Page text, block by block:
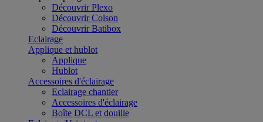
Découvrir Plexo
Découvrir Colson
Découvrir Batibox
Eclairage
Applique et hublot
Applique
Hublot
Accessoires d'éclairage
Eclairage chantier
Accessoires d'éclairage
Boîte DCL et douille